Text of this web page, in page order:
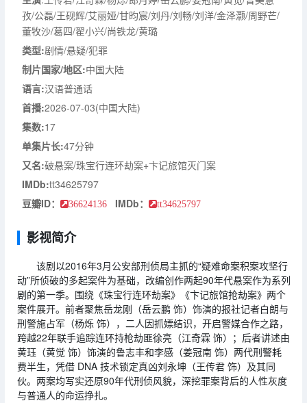
孜/公磊/王砚辉/艾丽娅/甘昀宸/刘丹/刘畅/刘洋/金泽灏/周野芒/
董牧沙/葛四/翟小兴/尚铁龙/黄璐
类型:剧情/悬疑/犯罪
制片国家/地区:中国大陆
语言:汉语普通话
首播:2026-07-03(中国大陆)
集数:17
单集片长:47分钟
又名:破悬案/珠宝行连环劫案+卞记旅馆灭门案
IMDb:tt34625797
豆瓣ID：
36624136 IMDb： tt34625797
影视简介
该剧以2016年3月公安部刑侦局主抓的“疑难命案积案攻坚行
动”所侦破的多起案件为基础，改编创作两起90年代悬案作为系列
剧的第一季。围绕《珠宝行连环劫案》《卞记旅馆抢劫案》两个
案件展开。前者聚焦岳龙刚（岳云鹏 饰）饰演的报社记者白朗与
刑警施占军（杨烁 饰），二人因抓嫖结识，开启警媒合作之路，
跨越22年联手追踪连环持枪劫匪徐亮（江奇霖 饰）；后者讲述由
黄珏（黄觉 饰）饰演的鲁志丰和李感（姜冠南 饰）两代刑警耗
费半生，凭借 DNA 技术锁定真凶刘永坤（王传君 饰）及其同
伙。两案均写实还原90年代刑侦风貌，深挖罪案背后的人性灰度
与普通人的命运挣扎。